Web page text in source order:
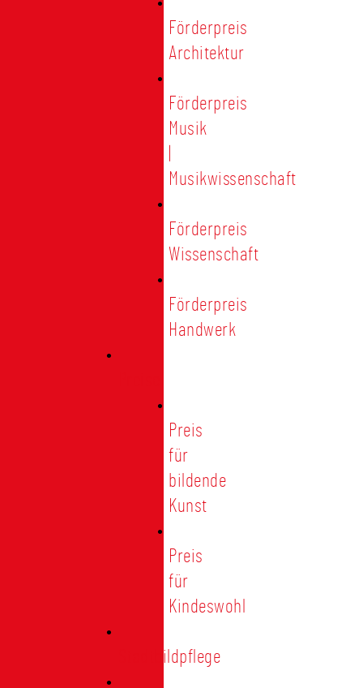
Förderpreis
Architektur
Förderpreis
Musik
Musikwissenschaft
Förderpreis
Wissenschaft
Förderpreis
Handwerk
Preis
für
bildende
Kunst
Preis
für
Kindeswohl
Stadtbildpflege